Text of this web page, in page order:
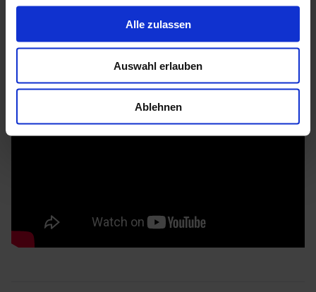
Alle zulassen
Auswahl erlauben
Ablehnen